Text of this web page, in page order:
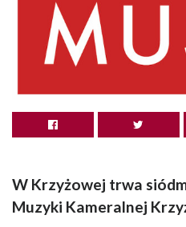
W Krzyżowej trwa
Muzyki Kameralnej